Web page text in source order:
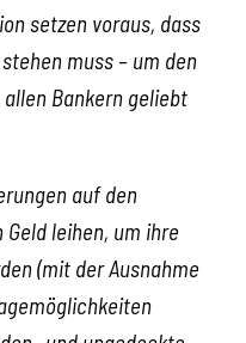
setzen voraus, dass
muss – um den
Bankern geliebt
auf den
leihen, um ihre
(mit der Ausnahme